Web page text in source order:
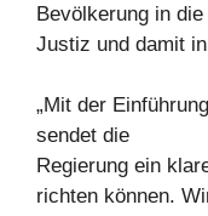
Bevölkerung in die
Justiz und damit
„Mit der
sendet die
Regierung ein
richten können.